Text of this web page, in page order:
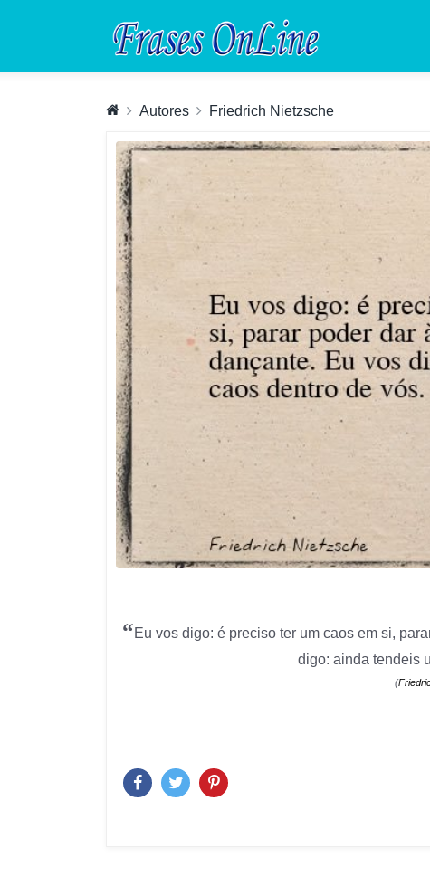
Autores Friedrich Nietzsche
“Eu vos digo: é preciso ter um caos em si,
digo: ainda tendeis
(